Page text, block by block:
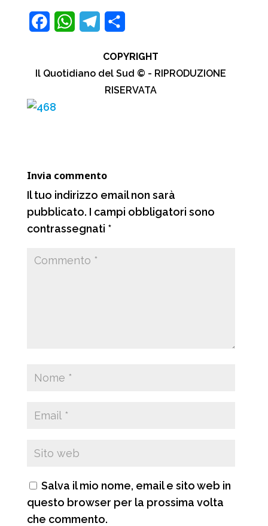
b
W
n
COPYRIGHT
Il Quotidiano del Sud © - RIPRODUZIONE
RISERVATA
Invia commento
Il tuo indirizzo email non sarà
pubblicato. I campi obbligatori sono
contrassegnati *
Salva il mio nome, email e sito web in
questo browser per la prossima volta
che commento.